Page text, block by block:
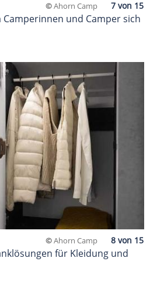
©Ahorn Camp
und Camper sich
©Ahorn Camp
für Kleidung und